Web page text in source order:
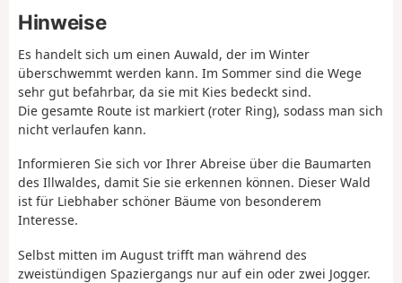
Hinweise
Es handelt sich um einen Auwald, der im Winter
überschwemmt werden kann. Im Sommer sind die Wege
sehr gut befahrbar, da sie mit Kies bedeckt sind.
Die gesamte Route ist markiert (roter Ring), sodass man sich
nicht verlaufen kann.
Informieren Sie sich vor Ihrer Abreise über die Baumarten
des Illwaldes, damit Sie sie erkennen können. Dieser Wald
ist für Liebhaber schöner Bäume von besonderem
Interesse.
Selbst mitten im August trifft man während des
zweistündigen Spaziergangs nur auf ein oder zwei Jogger.